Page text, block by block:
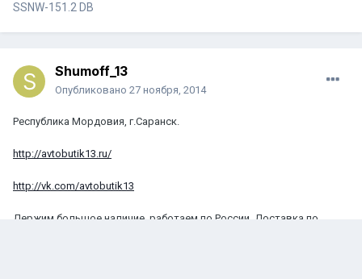
SSNW-151.2 DB
Shumoff_13
Опубликовано 27 ноября, 2014
Республика Мордовия, г.Саранск.
http://avtobutik13.ru/
http://vk.com/avtobutik13
Держим большое наличие, работаем по России. Доставка по